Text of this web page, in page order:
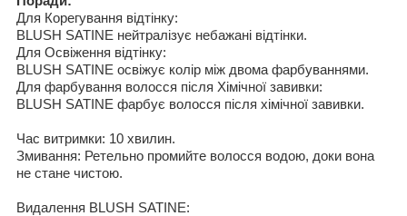
Для Корегування відтінку:
BLUSH SATINE нейтралізує небажані відтінки.
Для Освіження відтінку:
BLUSH SATINE освіжує колір між двома фарбуваннями.
Для фарбування волосся після Хімічної завивки:
BLUSH SATINE фарбує волосся після хімічної завивки.
Час витримки: 10 хвилин.
Змивання: Ретельно промийте волосся водою, доки вона
не стане чистою.
Видалення BLUSH SATINE: